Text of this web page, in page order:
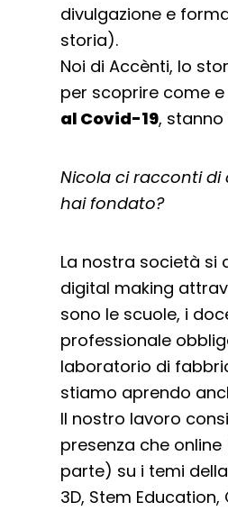
divulgazione e
storia).
Noi di Accènti, lo
per scoprire come
al Covid-19,
Nicola ci racconti di
hai fondato?
La nostra società si
digital making
sono le scuole, i
professionale
laboratorio di
stiamo aprendo
Il nostro lavoro
presenza che
parte) su i temi
3D, Stem